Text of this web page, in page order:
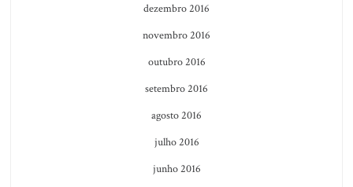
dezembro 2016
novembro 2016
outubro 2016
setembro 2016
agosto 2016
julho 2016
junho 2016